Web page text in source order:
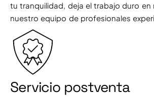
tu tranquilidad, deja el trabajo duro en
nuestro equipo de profesionales
Servicio postventa